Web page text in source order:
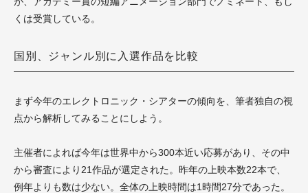
くは受賞している。
国別、ジャンル別に入選作品を比較
まず今年のエレクトロニック・シアターの傾向を、筆者独自の視
点から解析してみることにしよう。
主催者によれば今年は世界中から300本近い応募があり、その中
から審査により21作品が選定された。昨年の上映本数22本で、
例年よりも数は少ない。全体の上映時間は1時間27分であった。